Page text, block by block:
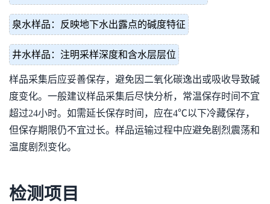
泉水样品：反映地下水出露点的碱度特征
井水样品：注明采样深度和含水层层位
样品采集后应妥善保存，避免因二氧化碳逸出或吸收导致碱
度变化。一般建议样品采集后尽快分析，常温保存时间不宜
超过24小时。如需延长保存时间，应在4℃以下冷藏保存，
但保存期限仍不宜过长。样品运输过程中应避免剧烈震荡和
温度剧烈变化。
检测项目